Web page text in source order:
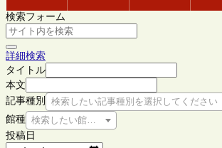
検索フォーム
詳細検索
タイトル
本文
記事種別
検索したい記事種別を選択してください
館種 検索したい館種を選択してください
投稿日